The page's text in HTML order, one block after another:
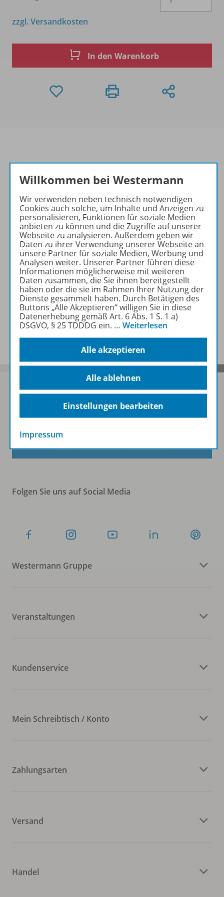
zzgl. Versandkosten
In den Warenkorb
Produktinformationen
Beschreibung
Bestandteile
Zugehörige Produkte
Benachrichtigungs-Service
Zum Newsletter anmelden
Folgen Sie uns auf Social Media
Westermann Gruppe
Veranstaltungen
Kundenservice
Mein Schreibtisch / Konto
Zahlungsarten
Versand
Handel
Willkommen bei Westermann
Wir verwenden neben technisch notwendigen
Cookies auch solche, um Inhalte und Anzeigen zu
personalisieren, Funktionen für soziale Medien
anbieten zu können und die Zugriffe auf unserer
Webseite zu analysieren. Außerdem geben wir
Daten zu ihrer Verwendung unserer Webseite an
unsere Partner für soziale Medien, Werbung und
Analysen weiter. Unserer Partner führen diese
Informationen möglicherweise mit weiteren
Daten zusammen, die Sie ihnen bereitgestellt
haben oder die sie im Rahmen Ihrer Nutzung der
Dienste gesammelt haben. Durch Betätigen des
Buttons „Alle Akzeptieren“ willigen Sie in diese
Datenerhebung gemäß Art. 6 Abs. 1 S. 1 a)
DSGVO, § 25 TDDDG ein. … Weiterlesen
Alle akzeptieren
Alle ablehnen
Einstellungen bearbeiten
Impressum